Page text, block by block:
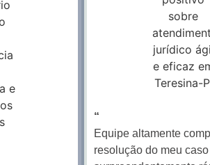
“
Equipe altamente
resolução do meu caso